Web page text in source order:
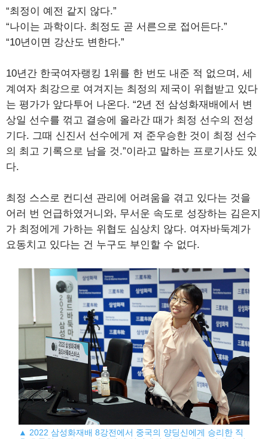
“최정이 예전 같지 않다.”
“나이는 과학이다. 최정도 곧 서른으로 접어든다.”
“10년이면 강산도 변한다.”
10년간 한국여자랭킹 1위를 한 번도 내준 적 없으며, 세
계여자 최강으로 여겨지는 최정의 제국이 위협받고 있다
는 평가가 앞다투어 나온다. “2년 전 삼성화재배에서 변
상일 선수를 꺾고 결승에 올라간 때가 최정 선수의 전성
기다. 그때 신진서 선수에게 져 준우승한 것이 최정 선수
의 최고 기록으로 남을 것.”이라고 말하는 프로기사도 있
다.
최정 스스로 컨디션 관리에 어려움을 겪고 있다는 것을
어러 번 언급하였거니와, 무서운 속도로 성장하는 김은지
가 최정에게 가하는 위협도 심상치 않다. 여자바둑계가
요동치고 있다는 건 누구도 부인할 수 없다.
▲ 2022 삼성화재배 8강전에서 중국의 양딩신에게 승리한 직